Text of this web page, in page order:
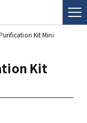
Kit Mini
Kit